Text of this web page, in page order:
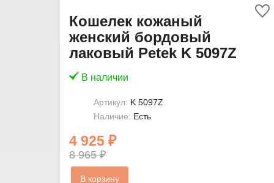
Кошелек кожаный
женский бордовый
лаковый Petek K 5097Z
В наличии
Артикул: K 5097Z
Наличие: Есть
4 925 ₽
8 965 ₽
В корзину